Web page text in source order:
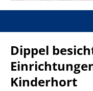
Dippel
Kinderhort